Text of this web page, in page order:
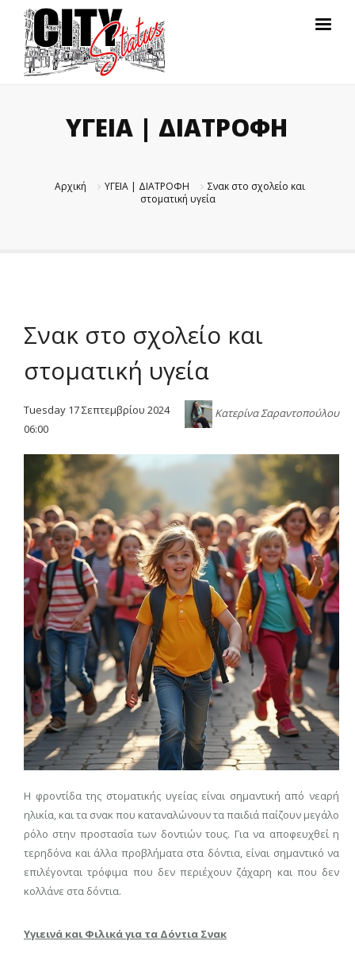
ΥΓΕΙΑ | ΔΙΑΤΡΟΦΗ
Αρχική ΥΓΕΙΑ | ΔΙΑΤΡΟΦΗ
Σνακ στο σχολείο και
στοματική υγεία
Σνακ στο σχολείο και
στοματική υγεία
Κατερίνα Σαραντοπούλου
Tuesday 17 Σεπτεμβρίου 2024
06:00
Η φροντίδα της στοματικής υγείας είναι σημαντική από νεαρή
ηλικία, και τα σνακ που καταναλώνουν τα παιδιά παίζουν μεγάλο
ρόλο στην προστασία των δοντιών τους. Για να αποφευχθεί η
τερηδόνα και άλλα προβλήματα στα δόντια, είναι σημαντικό να
επιλέγονται τρόφιμα που δεν περιέχουν ζάχαρη και που δεν
κολλάνε στα δόντια.
Υγιεινά και Φιλικά για τα Δόντια Σνακ